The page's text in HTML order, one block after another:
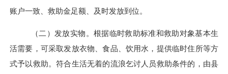
账户一致、救助金足额、及时发放到位。
（二）发放实物。 根据临时救助标准和救助对象基本生
活需要，可采取发放衣物、食品、饮用水，提供临时住所等方
式予以救助。符合生活无着的流浪乞讨人员救助条件的，由县